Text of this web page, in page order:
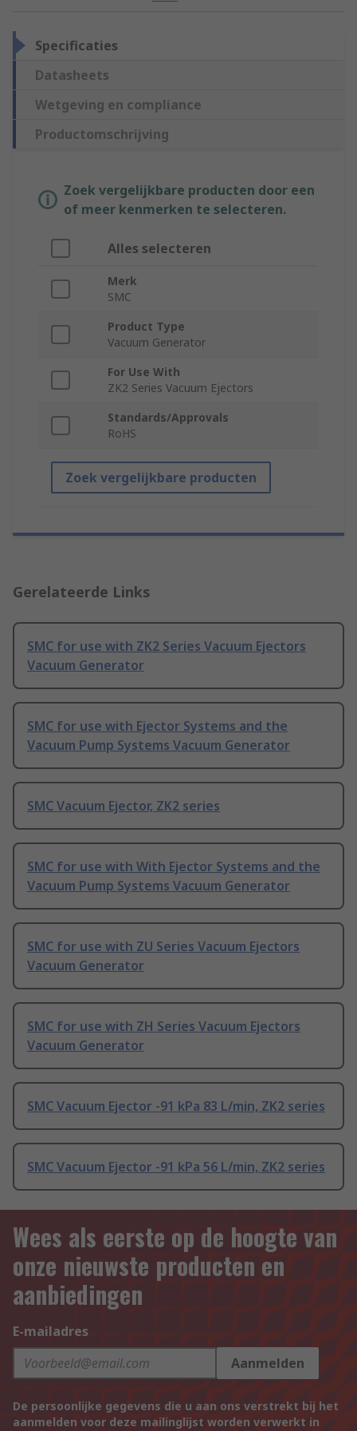
Specificaties
Datasheets
Wetgeving en compliance
Productomschrijving
Zoek vergelijkbare producten door een
of meer kenmerken te selecteren.
Alles selecteren
Merk
SMC
Product Type
Vacuum Generator
For Use With
ZK2 Series Vacuum Ejectors
Standards/Approvals
RoHS
Zoek vergelijkbare producten
Gerelateerde Links
SMC for use with ZK2 Series Vacuum Ejectors
Vacuum Generator
SMC for use with Ejector Systems and the
Vacuum Pump Systems Vacuum Generator
SMC Vacuum Ejector, ZK2 series
SMC for use with With Ejector Systems and the
Vacuum Pump Systems Vacuum Generator
SMC for use with ZU Series Vacuum Ejectors
Vacuum Generator
SMC for use with ZH Series Vacuum Ejectors
Vacuum Generator
SMC Vacuum Ejector -91 kPa 83 L/min, ZK2 series
SMC Vacuum Ejector -91 kPa 56 L/min, ZK2 series
Wees als eerste op de hoogte van
onze nieuwste producten en
aanbiedingen
E-mailadres
Aanmelden
De persoonlijke gegevens die u aan ons verstrekt bij het
aanmelden voor deze mailinglijst worden verwerkt in